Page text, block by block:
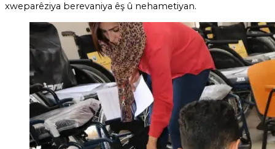
xweparêziya berevaniya êş û nehametiyan.